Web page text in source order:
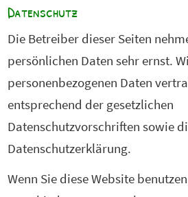
Datenschutz
Die Betreiber dieser Seiten
persönlichen Daten sehr ernst.
personenbezogenen Daten
entsprechend der gesetzlichen
Datenschutzvorschriften sowie
Datenschutzerklärung.
Wenn Sie diese Website